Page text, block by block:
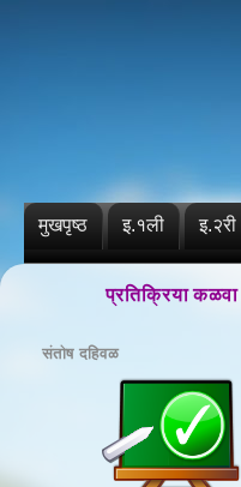
मुखपृष्ठ इ.१ली इ.२री
प्रतिक्रिया कळवा
संतोष दहिवळ